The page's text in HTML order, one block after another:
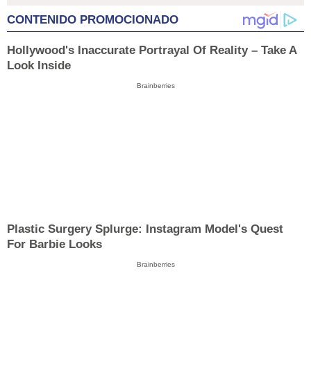
CONTENIDO PROMOCIONADO
Hollywood's Inaccurate Portrayal Of Reality – Take A
Look Inside
Brainberries
Plastic Surgery Splurge: Instagram Model's Quest
For Barbie Looks
Brainberries